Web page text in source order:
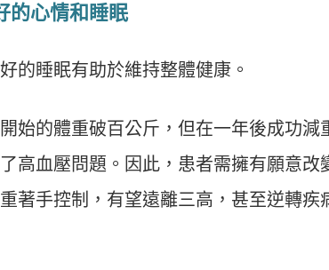
的心情和睡眠
的睡眠有助於維持整體健康。
始的體重破百公斤，但在一年後成功減
高血壓問題。因此，患者需擁有願意
著手控制，有望遠離三高，甚至逆轉疾